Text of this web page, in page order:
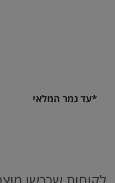
*עד גמר המלאי